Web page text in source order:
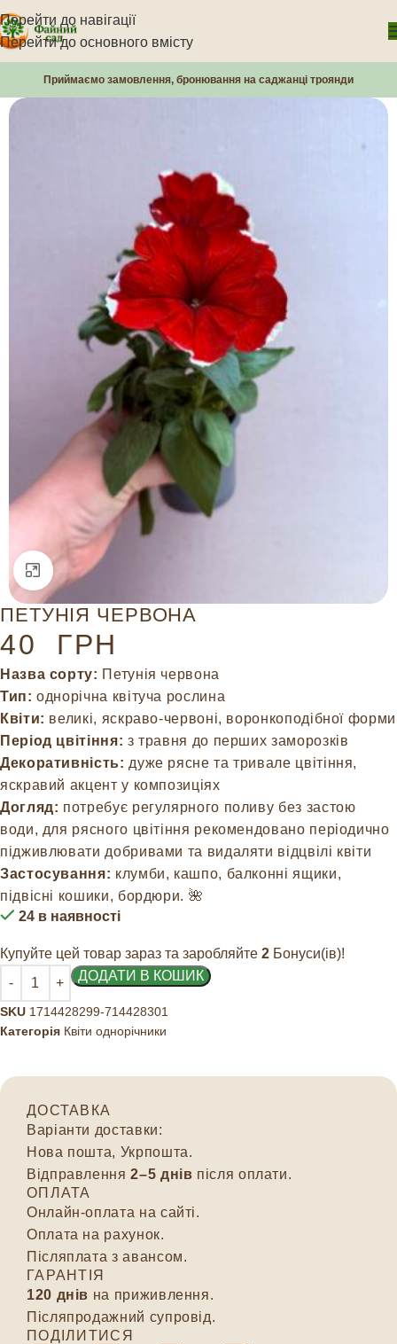
Перейти до навігації
Перейти до основного вмісту
Приймаємо замовлення, бронювання на саджанці троянди
Натисніть, щоб збільшити
ПЕТУНІЯ ЧЕРВОНА
40 ГРН
Назва сорту: Петунія червона
Тип: однорічна квітуча рослина
Квіти: великі, яскраво-червоні, воронкоподібної форми
Період цвітіння: з травня до перших заморозків
Декоративність: дуже рясне та тривале цвітіння,
яскравий акцент у композиціях
Догляд: потребує регулярного поливу без застою
води, для рясного цвітіння рекомендовано періодично
підживлювати добривами та видаляти відцвілі квіти
Застосування: клумби, кашпо, балконні ящики,
підвісні кошики, бордюри. 🌺
24 в наявності
Купуйте цей товар зараз та заробляйте 2 Бонуси(ів)!
ДОДАТИ В КОШИК
SKU 1714428299-714428301
Категорія Квіти однорічники
ДОСТАВКА
Варіанти доставки:
Нова пошта, Укрпошта.
Відправлення2–5 днів після оплати.
ОПЛАТА
Онлайн-оплата на сайті.
Оплата на рахунок.
Післяплата з авансом.
ГАРАНТІЯ
120 днів на приживлення.
Післяпродажний супровід.
ПОДІЛИТИСЯ